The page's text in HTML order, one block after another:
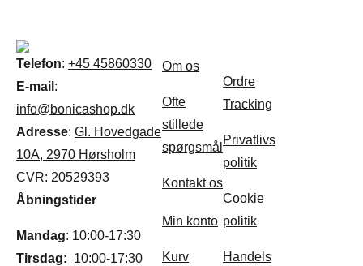
Telefon: +45 45860330
E-mail :
info@bonicashop.dk
Adresse: Gl. Hovedgade
10A, 2970 Hørsholm
CVR: 20529393
Åbningstider
Mandag: 10:00-17:30
Tirsdag: 10:00-17:30
Om os
Ofte
stillede
spørgsmål
Kontakt os
Min konto
Kurv
Ordre
Tracking
Privatlivs
politik
Cookie
politik
Handels